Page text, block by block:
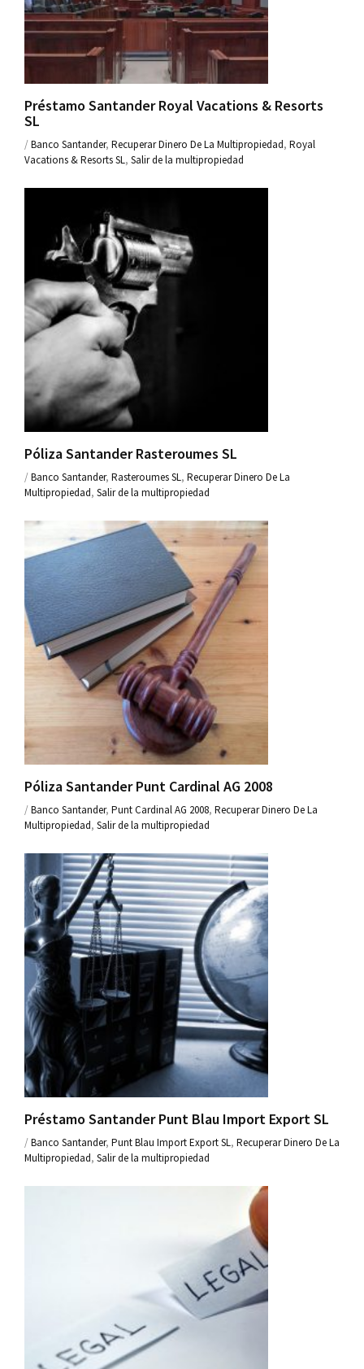
Préstamo Santander Royal Vacations & Resorts
SL
/Banco Santander, Recuperar Dinero De La Multipropiedad, Royal
Vacations & Resorts SL, Salir de la multipropiedad
Póliza Santander Rasteroumes SL
/Banco Santander, Rasteroumes SL, Recuperar Dinero De La
Multipropiedad, Salir de la multipropiedad
Póliza Santander Punt Cardinal AG 2008
/Banco Santander, Punt Cardinal AG 2008, Recuperar Dinero De La
Multipropiedad, Salir de la multipropiedad
Préstamo Santander Punt Blau Import Export SL
/Banco Santander, Punt Blau Import Export SL, Recuperar Dinero De La
Multipropiedad, Salir de la multipropiedad